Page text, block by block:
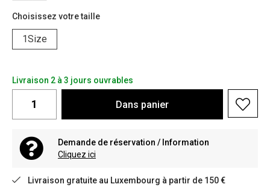
Choisissez votre taille
1Size
Livraison 2 à 3 jours ouvrables
Dans panier
Demande de réservation / Information
Cliquez ici
Livraison gratuite au Luxembourg à partir de 150 €